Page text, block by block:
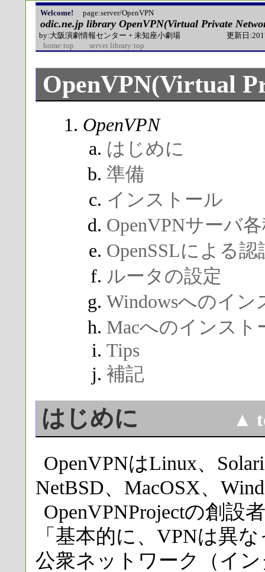
Welcome! page:server/OpenVPN
odic.ne.jp library OpenVPN(Virtual Private
by:大阪演劇情報センター + 未知座小劇場 更新日
home:top
server library:top
OpenVPN(Virtual
OpenVPN
はじめに
準備
インストール
OpenVPNサーバ
OpenSSLによる認
ルータの設定
Windowsへのイ
Macへのインスト
Tips
補記
はじめに ▲
OpenVPNはLinux、
NetBSD、MacOSX、
OpenVPNProjectの創設
「基本的に、VPNは異
公衆ネットワーク（イ